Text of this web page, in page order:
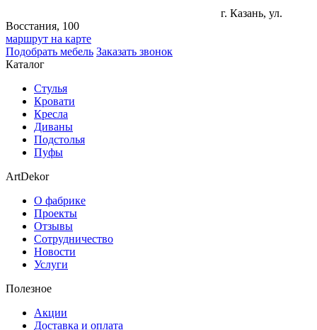
г. Казань, ул.
Восстания, 100
маршрут на карте
Подобрать мебель Заказать звонок
Каталог
Стулья
Кровати
Кресла
Диваны
Подстолья
Пуфы
ArtDekor
О фабрике
Проекты
Отзывы
Сотрудничество
Новости
Услуги
Полезное
Акции
Доставка и оплата